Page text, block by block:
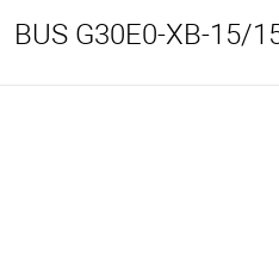
BUS G30E0-XB-15/